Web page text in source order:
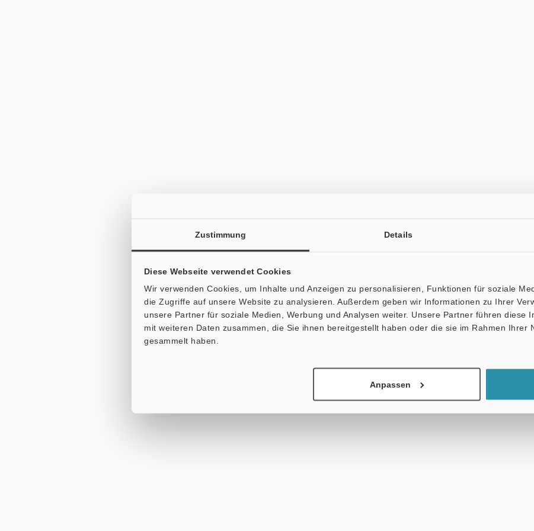
Zustimmung Details
Diese Webseite verwendet Cookies
Wir verwenden Cookies, um Inhalte und Anzeigen zu personalisieren, Funktionen für soziale
die Zugriffe auf unsere Website zu analysieren. Außerdem geben wir Informationen zu Ihrer
unsere Partner für soziale Medien, Werbung und Analysen weiter. Unsere Partner führen diese
mit weiteren Daten zusammen, die Sie ihnen bereitgestellt haben oder die sie im Rahmen Ihrer
gesammelt haben.
Anpassen